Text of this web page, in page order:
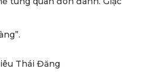
Thái Đăng